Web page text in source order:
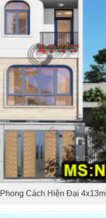
Cách Hiện Đại 4x13m